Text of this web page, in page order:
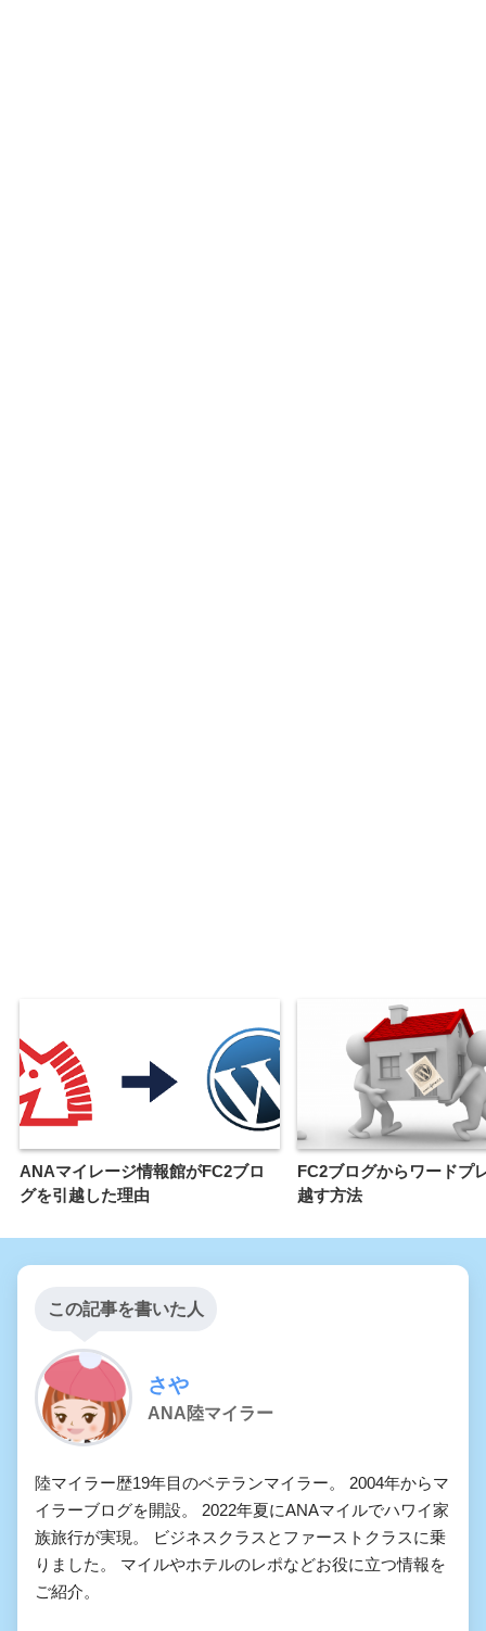
ANAマイレージ情報館がFC2ブロ
グを引越した理由
FC2ブログからワードプ
越す方法
この記事を書いた人
さや
ANA陸マイラー
陸マイラー歴19年目のベテランマイラー。 2004年からマ
イラーブログを開設。 2022年夏にANAマイルでハワイ家
族旅行が実現。 ビジネスクラスとファーストクラスに乗
りました。 マイルやホテルのレポなどお役に立つ情報を
ご紹介。